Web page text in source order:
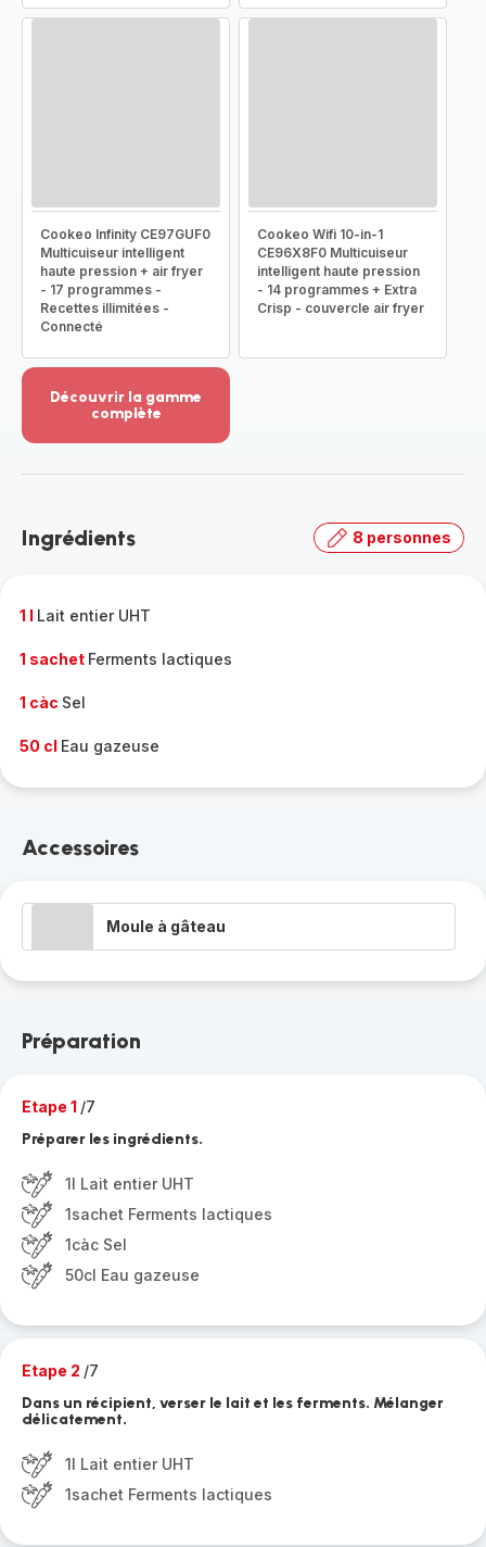
Cookeo Infinity CE97GUF0
Multicuiseur intelligent
haute pression + air fryer
- 17 programmes -
Recettes illimitées -
Connecté
Cookeo Wifi 10-in-1
CE96X8F0 Multicuiseur
intelligent haute pression
- 14 programmes + Extra
Crisp - couvercle air fryer
Découvrir la gamme
complète
-
gamme
Ingrédients 8 personnes
1 l Lait entier UHT
1 sachet Ferments lactiques
1 càc Sel
50 cl Eau gazeuse
Accessoires
Moule à gâteau
Préparation
Etape 1 /7
Préparer les ingrédients.
1l Lait entier UHT
1sachet Ferments lactiques
1càc Sel
50cl Eau gazeuse
Etape 2 /7
Dans un récipient, verser le lait et les ferments. Mélanger
délicatement.
1l Lait entier UHT
1sachet Ferments lactiques